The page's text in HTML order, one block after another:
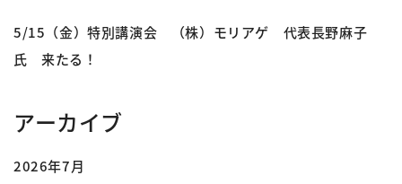
5/15（金）特別講演会 （株）モリアゲ 代表長野麻子
氏 来たる！
アーカイブ
2026年7月